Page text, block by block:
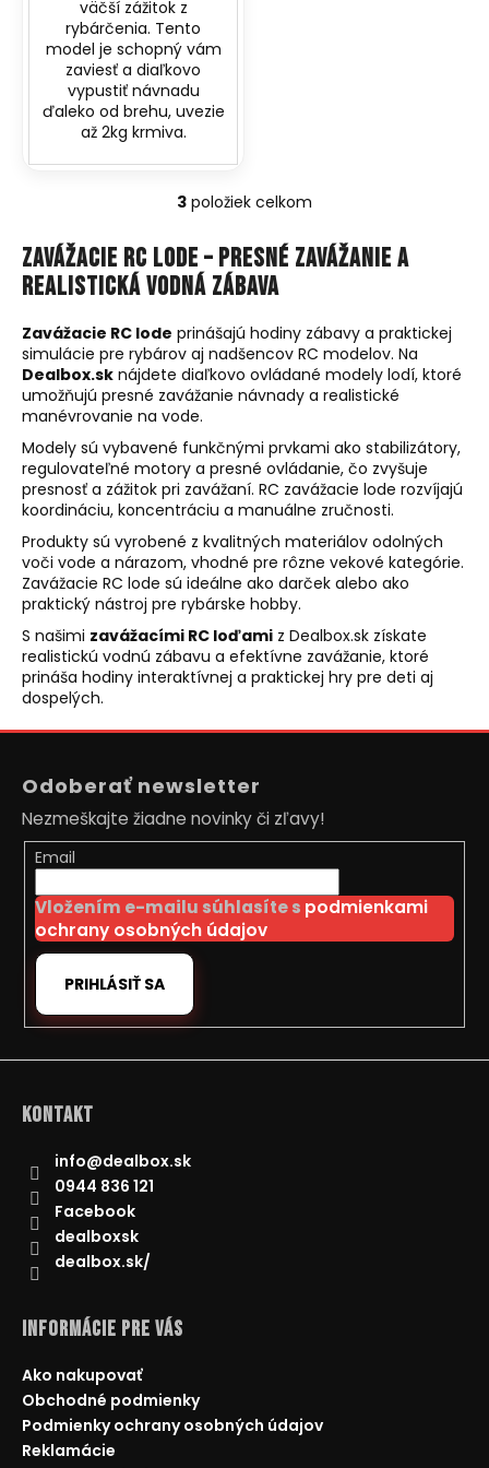
väčší zážitok z
rybárčenia. Tento
model je schopný vám
zaviesť a diaľkovo
vypustiť návnadu
ďaleko od brehu, uvezie
až 2kg krmiva.
O
l
á
a
c
i
e
r
v
k
v
ý
p
s
u
3 položiek celkom
Zavážacie RC lode – presné zavážanie a
realistická vodná zábava
Zavážacie RC lode prinášajú hodiny zábavy a praktickej
simulácie pre rybárov aj nadšencov RC modelov. Na
Dealbox.sk nájdete diaľkovo ovládané modely lodí, ktoré
umožňujú presné zavážanie návnady a realistické
manévrovanie na vode.
Modely sú vybavené funkčnými prvkami ako stabilizátory,
regulovateľné motory a presné ovládanie, čo zvyšuje
presnosť a zážitok pri zavážaní. RC zavážacie lode rozvíjajú
koordináciu, koncentráciu a manuálne zručnosti.
Produkty sú vyrobené z kvalitných materiálov odolných
voči vode a nárazom, vhodné pre rôzne vekové kategórie.
Zavážacie RC lode sú ideálne ako darček alebo ako
praktický nástroj pre rybárske hobby.
S našimi zavážacími RC loďami z Dealbox.sk získate
realistickú vodnú zábavu a efektívne zavážanie, ktoré
prináša hodiny interaktívnej a praktickej hry pre deti aj
dospelých.
Odoberať newsletter
Nezmeškajte žiadne novinky či zľavy!
Email
Vložením e-mailu súhlasíte s podmienkami
ochrany osobných údajov
PRIHLÁSIŤ SA
Kontakt
info@dealbox.sk
0944 836 121
Facebook
dealboxsk
dealbox.sk/
Informácie pre Vás
Ako nakupovať
Obchodné podmienky
Podmienky ochrany osobných údajov
Reklamácie